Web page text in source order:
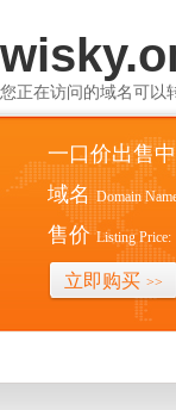
您正在访问的域名可以
一口价出售
域名 Domain
售价 Listing Price:
立即购买 >>